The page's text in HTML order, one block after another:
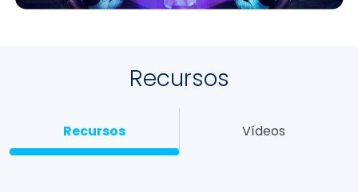
Recursos
Recursos Vídeos